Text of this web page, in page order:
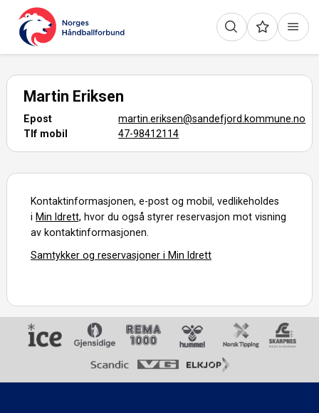
Martin Eriksen
Epost
martin.eriksen@sandefjord.kommune.no
Tlf mobil
47-98412114
Kontaktinformasjonen, e-post og mobil, vedlikeholdes
i Min Idrett, hvor du også styrer reservasjon mot visning
av kontaktinformasjonen.
Samtykker og reservasjoner i Min Idrett